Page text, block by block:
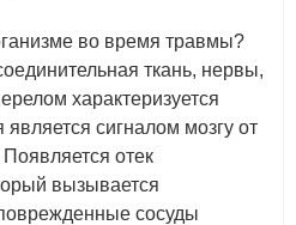
во время травмы?
ткань, нервы,
характеризуется
сигналом мозгу от
отек
вызывается
сосуды